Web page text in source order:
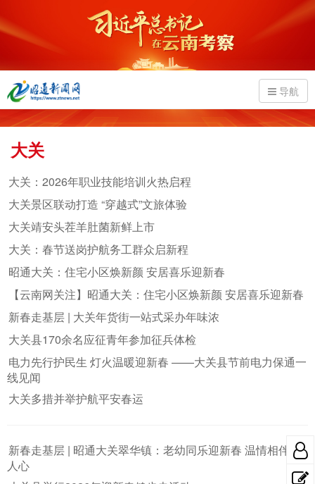
导航
大关
大关：2026年职业技能培训火热启程
大关景区联动打造 “穿越式”文旅体验
大关靖安头茬羊肚菌新鲜上市
大关：春节送岗护航务工群众启新程
昭通大关：住宅小区焕新颜 安居喜乐迎新春
【云南网关注】昭通大关：住宅小区焕新颜 安居喜乐迎新春
新春走基层 | 大关年货街一站式采办年味浓
大关县170余名应征青年参加征兵体检
电力先行护民生 灯火温暖迎新春 ——大关县节前电力保通一
线见闻
大关多措并举护航平安春运
新春走基层 | 昭通大关翠华镇：老幼同乐迎新春 温情相伴暖
人心